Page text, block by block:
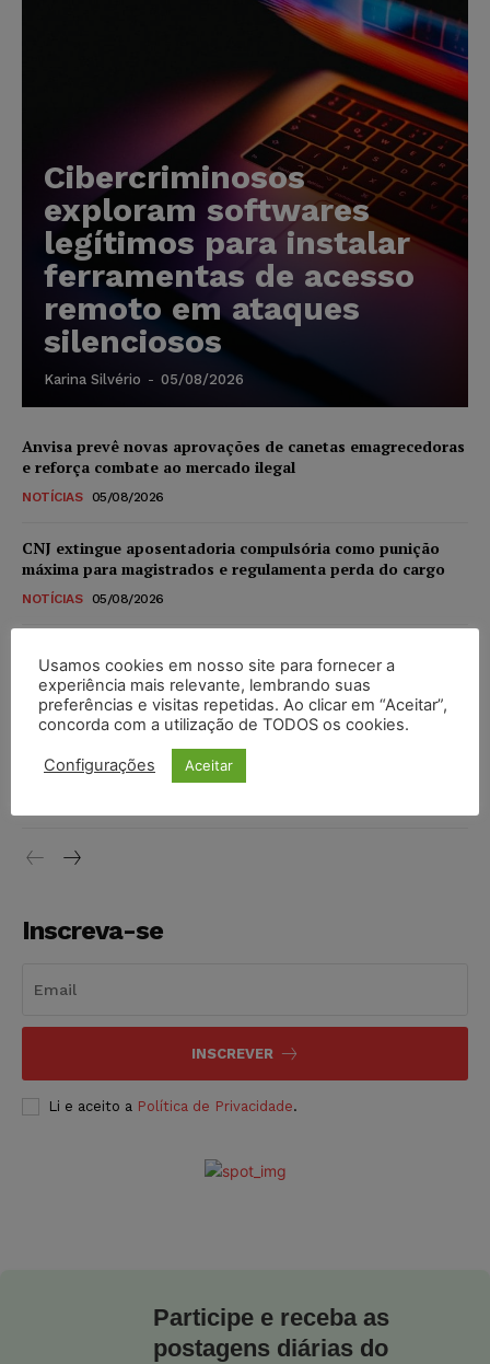
Cibercriminosos
exploram softwares
legítimos para instalar
ferramentas de acesso
remoto em ataques
silenciosos
Karina Silvério - 05/08/2026
Anvisa prevê novas aprovações de canetas emagrecedoras
e reforça combate ao mercado ilegal
NOTÍCIAS 05/08/2026
CNJ extingue aposentadoria compulsória como punição
máxima para magistrados e regulamenta perda do cargo
NOTÍCIAS 05/08/2026
Moraes contra senador Alessandro Vieira
NOTÍCIAS 05/08/2026
Conselho Nacional de Justiça determina afastamento da
juíza Gabriela Hardt por dois anos
Inscreva-se
INSCREVER
Li e aceito a Política de Privacidade.
Participe e receba as
postagens diárias do
Usamos cookies em nosso site para fornecer a
experiência mais relevante, lembrando suas
preferências e visitas repetidas. Ao clicar em “Aceitar”,
concorda com a utilização de TODOS os cookies.
Configurações Aceitar